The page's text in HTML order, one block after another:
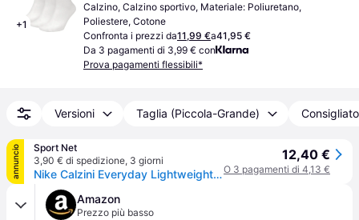
+1
Calzino, Calzino sportivo, Materiale: Poliuretano,
Poliestere, Cotone
Confronta i prezzi da11,99 €a41,95 €
Da 3 pagamenti di 3,99 € con
Prova pagamenti flessibili*
Versioni Taglia (Piccola-Grande) Consigliato
annuncio
Sport Net
3,90 € di spedizione, 3 giorni
Nike Calzini Everyday Lightweight Crew White
12,40 €
O 3 pagamenti di 4,13 €
Amazon
Prezzo più basso